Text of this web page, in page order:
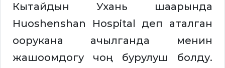
Кытайдын Ухань шаарында
Huoshenshan Hospital деп аталган
оорукана ачылганда менин
жашоомдогу чоң бурулуш болду.